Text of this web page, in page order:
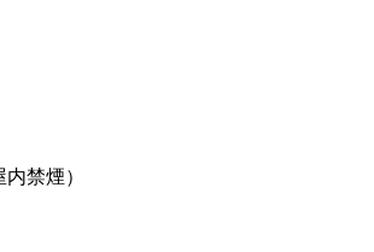
禁煙）